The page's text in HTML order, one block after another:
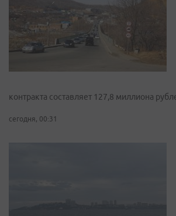
контракта составляет 127,8 миллиона
сегодня, 00:31